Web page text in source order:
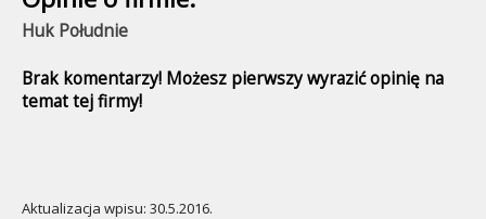
Huk Południe
Brak komentarzy! Możesz pierwszy wyrazić opinię na
temat tej firmy!
Aktualizacja wpisu: 30.5.2016.